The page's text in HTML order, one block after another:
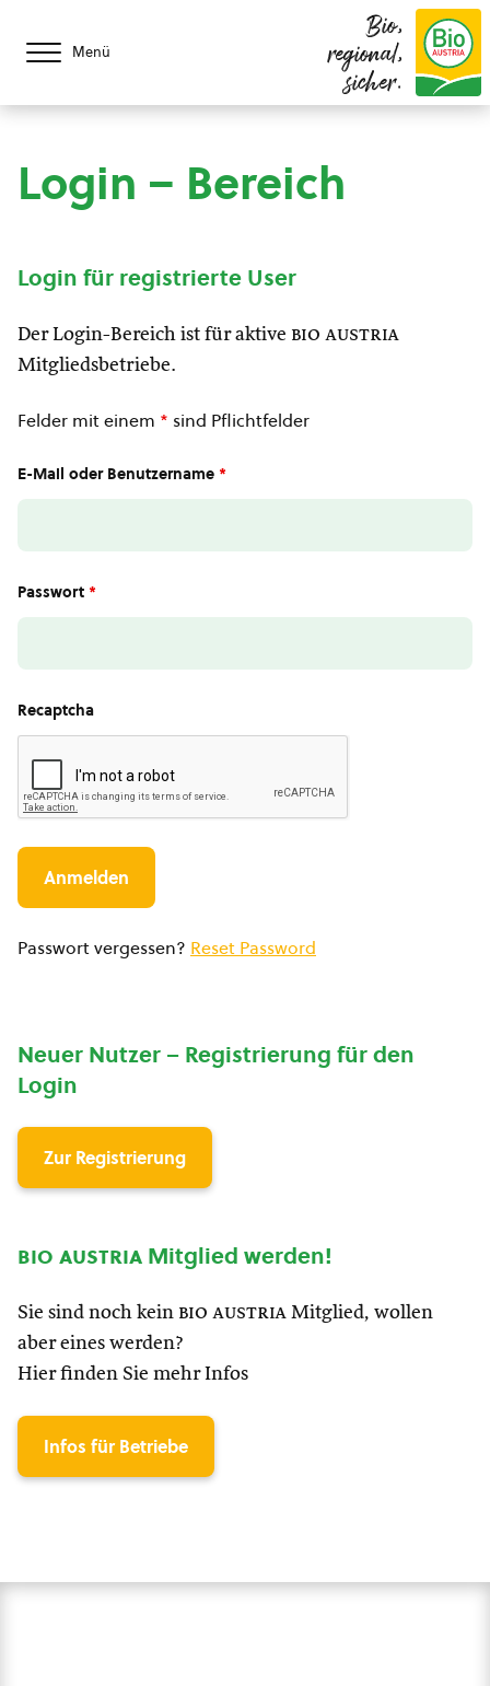
Menü
Bio,
regional,
sicher.
Login – Bereich
Login für registrierte User
Der Login-Bereich ist für aktive bio austria
Mitgliedsbetriebe.
Felder mit einem * sind Pflichtfelder
E-Mail oder Benutzername *
Passwort *
Recaptcha
Passwort vergessen? Reset Password
Neuer Nutzer – Registrierung für den
Login
Zur Registrierung
bio austria Mitglied werden!
Sie sind noch kein bio austria Mitglied, wollen
aber eines werden?
Hier finden Sie mehr Infos
Infos für Betriebe